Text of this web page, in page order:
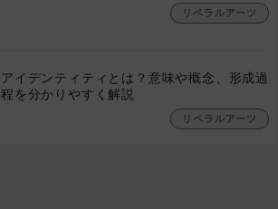
リベラルアーツ
アイデンティティとは？意味や概念、形成過
程を分かりやすく解説
リベラルアーツ